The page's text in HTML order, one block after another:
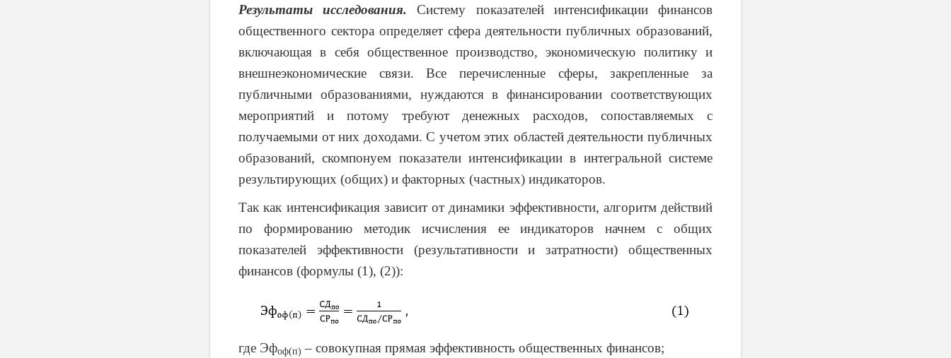
Результаты исследования. Систему показателей интенсификации финансов
общественного сектора определяет сфера деятельности публичных образований,
включающая в себя общественное производство, экономическую политику и
внешнеэкономические связи. Все перечисленные сферы, закрепленные за
публичными образованиями, нуждаются в финансировании соответствующих
мероприятий и потому требуют денежных расходов, сопоставляемых с
получаемыми от них доходами. С учетом этих областей деятельности публичных
образований, скомпонуем показатели интенсификации в интегральной системе
результирующих (общих) и факторных (частных) индикаторов.
Так как интенсификация зависит от динамики эффективности, алгоритм действий
по формированию методик исчисления ее индикаторов начнем с общих
показателей эффективности (результативности и затратности) общественных
финансов (формулы (1), (2)):
где Эфоф(п) – совокупная прямая эффективность общественных финансов;